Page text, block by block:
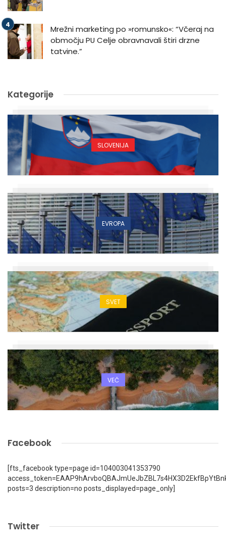
Mrežni marketing po »romunsko«: “Včeraj na
območju PU Celje obravnavali štiri drzne
tatvine.”
Kategorije
SLOVENIJA
EVROPA
SVET
VEČ
Facebook
[fts_facebook type=page id=104003041353790
posts=3 description=no posts_displayed=page_only]
Twitter